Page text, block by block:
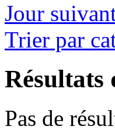
Jour
Trier par
Résultats
Pas de